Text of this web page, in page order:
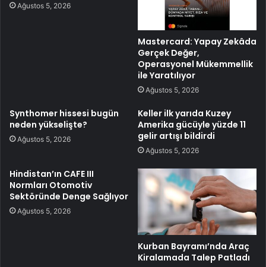
Ağustos 5, 2026
Mastercard: Yapay Zekâda
Gerçek Değer,
Operasyonel Mükemmellik
ile Yaratılıyor
Ağustos 5, 2026
Synthomer hissesi bugün
neden yükselişte?
Ağustos 5, 2026
Keller ilk yarıda Kuzey
Amerika gücüyle yüzde 11
gelir artışı bildirdi
Ağustos 5, 2026
Hindistan’ın CAFE III
Normları Otomotiv
Sektöründe Denge Sağlıyor
Ağustos 5, 2026
Kurban Bayramı’nda Araç
Kiralamada Talep Patladı